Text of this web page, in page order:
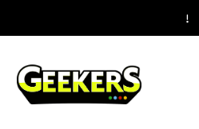
Cosmic Eclipse